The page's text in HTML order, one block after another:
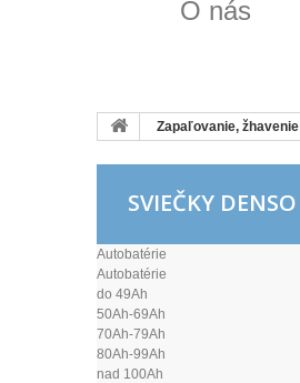
O nás
Zapaľovanie, žhavenie
SVIEČKY DENSO
Autobatérie
Autobatérie
do 49Ah
50Ah-69Ah
70Ah-79Ah
80Ah-99Ah
nad 100Ah